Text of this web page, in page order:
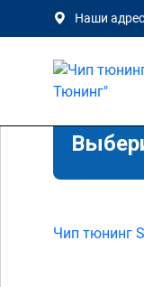
Наши
Чип тюнинг